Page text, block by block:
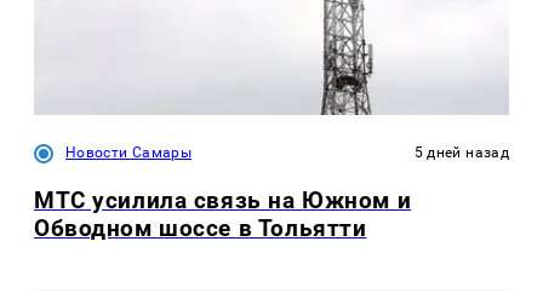
Новости Самары 5 дней назад
МТС усилила связь на Южном и
Обводном шоссе в Тольятти